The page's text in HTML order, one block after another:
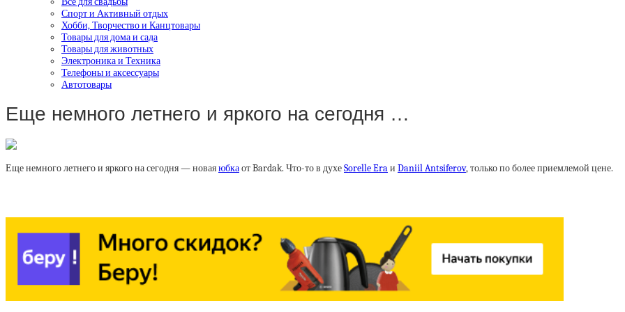
Спорт и Активный отдых
Хобби, Творчество и Канцтовары
Товары для дома и сада
Товары для животных
Электроника и Техника
Телефоны и аксессуары
Автотовары
Еще немного летнего и яркого на сегодня …
Еще немного летнего и яркого на сегодня — новаяюбкаот Bardak. Что-то в духеSorelle Eraи Daniil Antsiferov, только по более приемлемой цене.